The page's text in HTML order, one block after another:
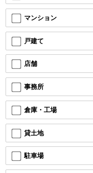
マンション
戸建て
店舗
事務所
倉庫・工場
貸土地
駐車場